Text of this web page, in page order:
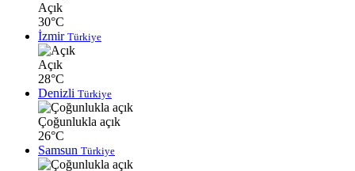
Açık
30°C
İzmir Türkiye
Açık
28°C
Denizli Türkiye
Çoğunlukla açık
26°C
Samsun Türkiye